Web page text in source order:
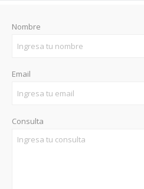
Nombre
Email
Consulta